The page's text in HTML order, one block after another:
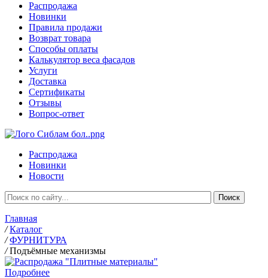
Распродажа
Новинки
Правила продажи
Возврат товара
Способы оплаты
Калькулятор веса фасадов
Услуги
Доставка
Сертификаты
Отзывы
Вопрос-ответ
Распродажа
Новинки
Новости
Главная
/ Каталог
/ ФУРНИТУРА
/ Подъёмные механизмы
Подробнее